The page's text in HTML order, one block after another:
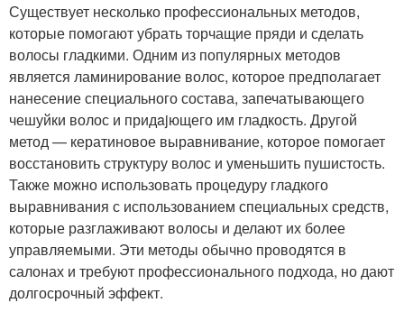
Существует несколько профессиональных методов,
которые помогают убрать торчащие пряди и сделать
волосы гладкими. Одним из популярных методов
является ламинирование волос, которое предполагает
нанесение специального состава, запечатывающего
чешуйки волос и придajющего им гладкость. Другой
метод — кератиновое выравнивание, которое помогает
восстановить структуру волос и уменьшить пушистость.
Также можно использовать процедуру гладкого
выравнивания с использованием специальных средств,
которые разглаживают волосы и делают их более
управляемыми. Эти методы обычно проводятся в
салонах и требуют профессионального подхода, но дают
долгосрочный эффект.